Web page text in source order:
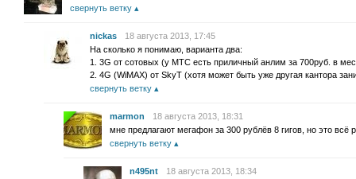
свернуть ветку
nickas
18 августа 2013, 17:45
На сколько я понимаю, варианта два:
1. 3G от сотовых (у МТС есть приличный анлим за 700руб. в
2. 4G (WiMAX) от SkyT (хотя может быть уже другая кантора
свернуть ветку
marmon
18 августа 2013, 18:31
мне предлагают мегафон за 300 рублёв 8 гигов, но это всё
свернуть ветку
n495nt
18 августа 2013, 18:34